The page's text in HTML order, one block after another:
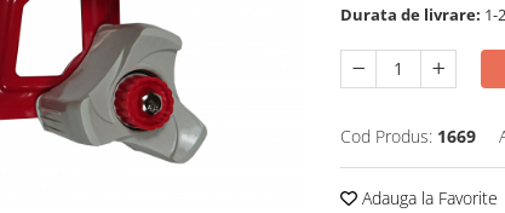
Durata de livrare: 1-
Cod Produs: 1669
Adauga la Favorite